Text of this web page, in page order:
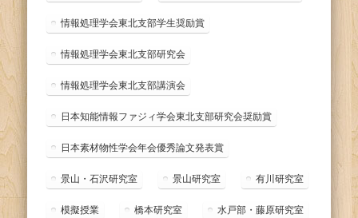
情報処理学会東北支部学生奨励賞
情報処理学会東北支部研究会
情報処理学会東北支部講演会
日本知能情報ファジィ学会東北支部研究会奨励賞
日本素材物性学会年会優秀論文発表賞
景山・石沢研究室 景山研究室 有川研究室
模擬授業 橋本研究室 水戸部・藤原研究室